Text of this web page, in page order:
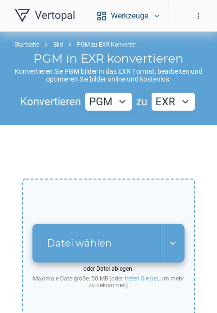
Vertopal Werkzeuge
Startseite Bild PGM zu EXR Konverter
PGM in EXR konvertieren
Konvertieren Sie PGM bilder in das EXR Format, bearbeiten und
optimieren Sie bilder online und kostenlos.
Konvertieren PGM zu EXR
Datei wählen
oder Datei ablegen.
Maximale Dateigröße: 50 MB (oder treten Sie bei, um mehr
zu bekommen)